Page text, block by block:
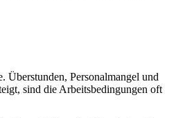
Überstunden, Personalmangel und
sind die Arbeitsbedingungen oft